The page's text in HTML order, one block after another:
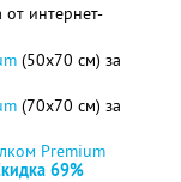
интернет-
(50х70 см) за
(70х70 см) за
Premium
69%